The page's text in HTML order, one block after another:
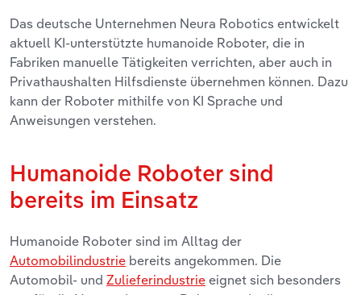
Das deutsche Unternehmen Neura Robotics entwickelt
aktuell KI-unterstützte humanoide Roboter, die in
Fabriken manuelle Tätigkeiten verrichten, aber auch in
Privathaushalten Hilfsdienste übernehmen können. Dazu
kann der Roboter mithilfe von KI Sprache und
Anweisungen verstehen.
Humanoide Roboter sind
bereits im Einsatz
Humanoide Roboter sind im Alltag der
Automobilindustrie bereits angekommen. Die
Automobil- und Zulieferindustrie eignet sich besonders